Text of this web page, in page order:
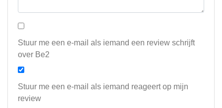
Stuur me een e-mail als iemand een review schrijft
over Be2
Stuur me een e-mail als iemand reageert op mijn
review